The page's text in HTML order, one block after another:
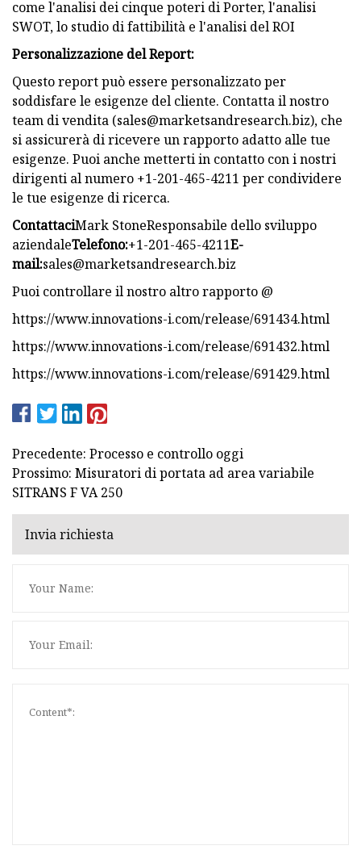
come l'analisi dei cinque poteri di Porter, l'analisi
SWOT, lo studio di fattibilità e l'analisi del ROI
Personalizzazione del Report:
Questo report può essere personalizzato per
soddisfare le esigenze del cliente. Contatta il nostro
team di vendita (sales@marketsandresearch.biz), che
si assicurerà di ricevere un rapporto adatto alle tue
esigenze. Puoi anche metterti in contatto con i nostri
dirigenti al numero +1-201-465-4211 per condividere
le tue esigenze di ricerca.
ContattaciMark StoneResponsabile dello sviluppo
aziendaleTelefono:+1-201-465-4211E-
mail:sales@marketsandresearch.biz
Puoi controllare il nostro altro rapporto @
https://www.innovations-i.com/release/691434.html
https://www.innovations-i.com/release/691432.html
https://www.innovations-i.com/release/691429.html
Precedente: Processo e controllo oggi
Prossimo: Misuratori di portata ad area variabile
SITRANS F VA 250
Invia richiesta